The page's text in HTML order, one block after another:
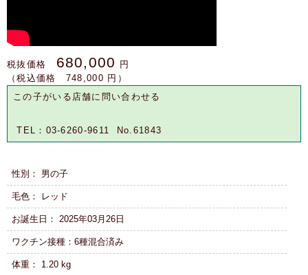
税抜価格 680,000
円
（税込価格 748,000 円）
この子がいる店舗に問い合わせる
TEL：03-6260-9611 No.61843
性別： 男の子
毛色： レッド
お誕生日： 2025年03月26日
ワクチン接種：6種混合済み
体重： 1.20 kg